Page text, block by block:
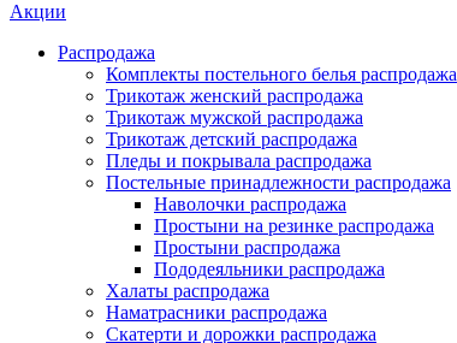
Акции
Распродажа
Комплекты постельного белья распродажа
Трикотаж женский распродажа
Трикотаж мужской распродажа
Трикотаж детский распродажа
Пледы и покрывала распродажа
Постельные принадлежности распродажа
Наволочки распродажа
Простыни на резинке распродажа
Простыни распродажа
Пододеяльники распродажа
Халаты распродажа
Наматрасники распродажа
Скатерти и дорожки распродажа